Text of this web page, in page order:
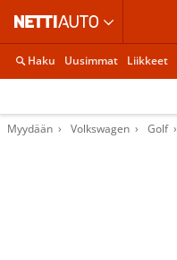
Haku Uusimmat Liikkeet
Myydään Volkswagen Golf